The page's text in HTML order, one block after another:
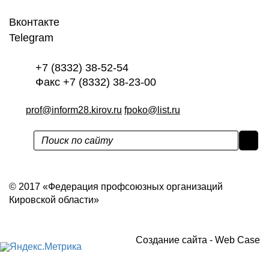
Вконтакте
Telegram
+7 (8332) 38-52-54
Факс +7 (8332) 38-23-00
prof@inform28.kirov.ru fpoko@list.ru
© 2017 «Федерация профсоюзных организаций
Кировской области»
Создание сайта - Web Case